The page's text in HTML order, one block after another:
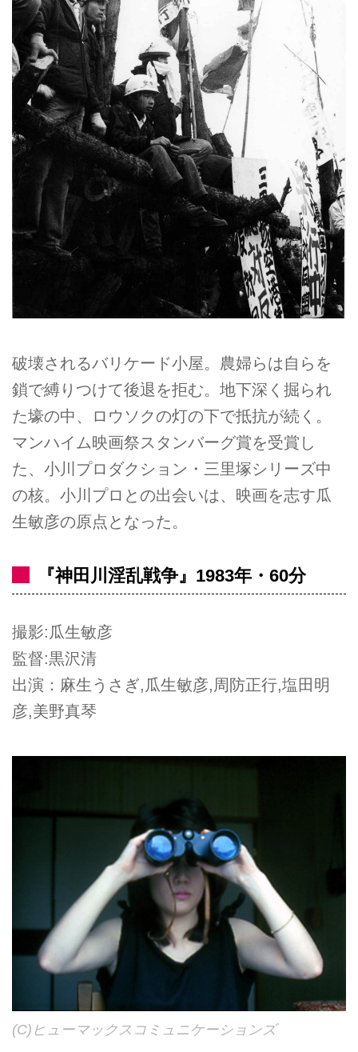
破壊されるバリケード小屋。農婦らは自らを
鎖で縛りつけて後退を拒む。地下深く掘られ
た壕の中、ロウソクの灯の下で抵抗が続く。
マンハイム映画祭スタンバーグ賞を受賞し
た、小川プロダクション・三里塚シリーズ中
の核。小川プロとの出会いは、映画を志す瓜
生敏彦の原点となった。
『神田川淫乱戦争』1983年・60分
撮影:瓜生敏彦
監督:黒沢清
出演：麻生うさぎ,瓜生敏彦,周防正行,塩田明
彦,美野真琴
(C)ヒューマックスコミュニケーションズ